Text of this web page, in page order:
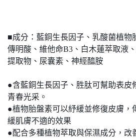
■成分：藍銅生長因子、乳酸菌植物
傳明酸、維他命B3、白木蓮萃取液
提取物、尿囊素、神經醯胺
●含藍銅生長因子、胜肽可幫助表皮
青春光采。
●植物胎盤素可以紓緩並修復皮膚，
緩肌膚不適的效果
●配合多種植物萃取與保濕成分，改